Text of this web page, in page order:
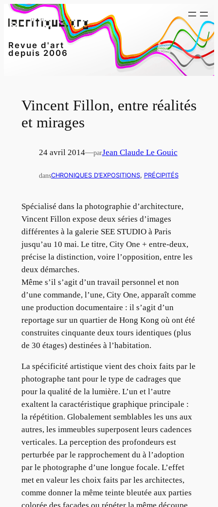
Aller
au
Revue d'art
depuis 2006
Vincent Fillon, entre réalités
et mirages
24 avril 2014—parJean Claude Le Gouic
dansCHRONIQUES D’EXPOSITIONS, PRÉCIPITÉS
Spécialisé dans la photographie d’architecture,
Vincent Fillon expose deux séries d’images
différentes à la galerie SEE STUDIO à Paris
jusqu’au 10 mai. Le titre, City One + entre-deux,
précise la distinction, voire l’opposition, entre les
deux démarches.
Même s’il s’agit d’un travail personnel et non
d’une commande, l’une, City One, apparaît comme
une production documentaire : il s’agit d’un
reportage sur un quartier de Hong Kong où ont été
construites cinquante deux tours identiques (plus
de 30 étages) destinées à l’habitation.
La spécificité artistique vient des choix faits par le
photographe tant pour le type de cadrages que
pour la qualité de la lumière. L’un et l’autre
exaltent la caractéristique graphique principale :
la répétition. Globalement semblables les uns aux
autres, les immeubles superposent leurs cadences
verticales. La perception des profondeurs est
perturbée par le rapprochement du à l’adoption
par le photographe d’une longue focale. L’effet
met en valeur les choix faits par les architectes,
comme donner la même teinte bleutée aux parties